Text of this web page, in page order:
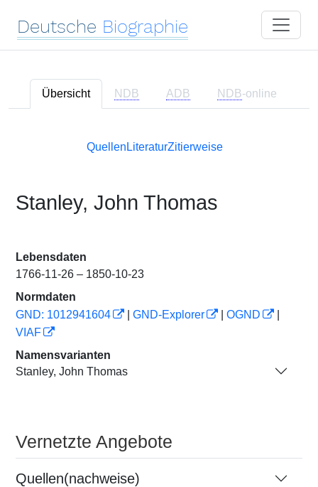
Deutsche Biographie
Übersicht NDB ADB NDB-online
Quellen LiteraturZitierweise
Stanley, John Thomas
Lebensdaten
1766-11-26 – 1850-10-23
Normdaten
GND: 1012941604
GND-Explorer OGND
VIAF
Namensvarianten
Stanley, John Thomas
Vernetzte Angebote
Quellen(nachweise)